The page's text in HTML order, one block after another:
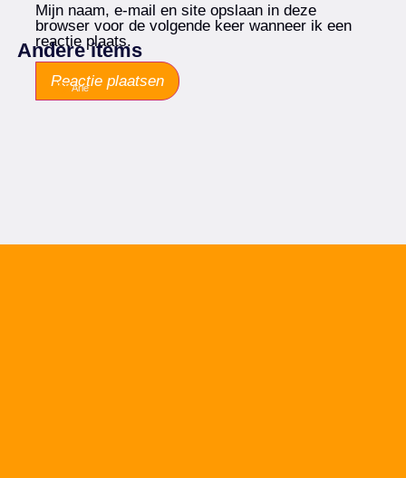
Mijn naam, e-mail en site opslaan in deze
browser voor de volgende keer wanneer ik een
reactie plaats.
Andere items
Arie